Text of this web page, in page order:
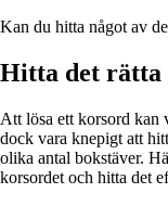
Kan du hitta något av
Hitta det rätta
Att lösa ett korsord kan
dock vara knepigt att
olika antal bokstäver.
korsordet och hitta det